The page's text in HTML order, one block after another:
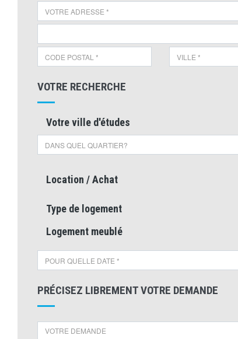
VOTRE RECHERCHE
Votre ville d'études
Location / Achat
Type de logement
Logement meublé
PRÉCISEZ LIBREMENT VOTRE DEMANDE